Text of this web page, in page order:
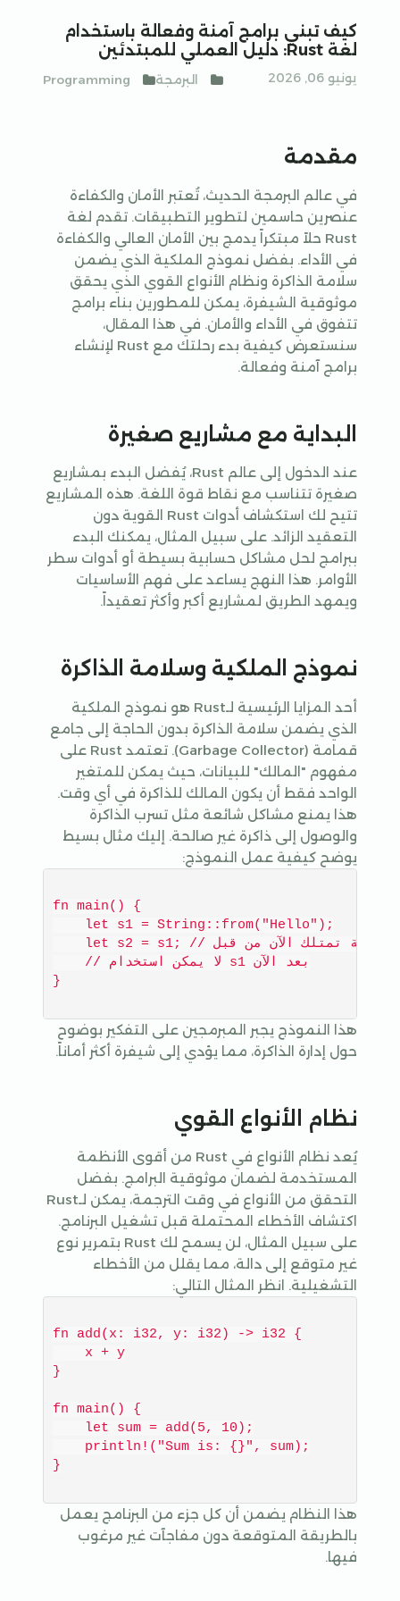
كيف تبني برامج آمنة وفعالة باستخدام
لغة Rust: دليل العملي للمبتدئين
يونيو 06, 2026 البرمجة Programming
مقدمة
في عالم البرمجة الحديث، تُعتبر الأمان والكفاءة
عنصرين حاسمين لتطوير التطبيقات. تقدم لغة
Rust حلاً مبتكراً يدمج بين الأمان العالي والكفاءة
في الأداء. بفضل نموذج الملكية الذي يضمن
سلامة الذاكرة ونظام الأنواع القوي الذي يحقق
موثوقية الشيفرة، يمكن للمطورين بناء برامج
تتفوق في الأداء والأمان. في هذا المقال،
سنستعرض كيفية بدء رحلتك مع Rust لإنشاء
برامج آمنة وفعالة.
البداية مع مشاريع صغيرة
عند الدخول إلى عالم Rust، يُفضل البدء بمشاريع
صغيرة تتناسب مع نقاط قوة اللغة. هذه المشاريع
تتيح لك استكشاف أدوات Rust القوية دون
التعقيد الزائد. على سبيل المثال، يمكنك البدء
ببرامج لحل مشاكل حسابية بسيطة أو أدوات سطر
الأوامر. هذا النهج يساعد على فهم الأساسيات
ويمهد الطريق لمشاريع أكبر وأكثر تعقيداً.
نموذج الملكية وسلامة الذاكرة
أحد المزايا الرئيسية لـRust هو نموذج الملكية
الذي يضمن سلامة الذاكرة بدون الحاجة إلى جامع
قمامة (Garbage Collector). تعتمد Rust على
مفهوم "المالك" للبيانات، حيث يمكن للمتغير
الواحد فقط أن يكون المالك للذاكرة في أي وقت.
هذا يمنع مشاكل شائعة مثل تسرب الذاكرة
والوصول إلى ذاكرة غير صالحة. إليك مثال بسيط
يوضح كيفية عمل النموذج:
fn main() {
    let s1 = String::from("Hello");
    let s2 = s1; // السلسلة تمتلك الآن من قبل s2
    // لا يمكن استخدام s1 بعد الآن
هذا النموذج يجبر المبرمجين على التفكير بوضوح
حول إدارة الذاكرة، مما يؤدي إلى شيفرة أكثر أماناً.
نظام الأنواع القوي
يُعد نظام الأنواع في Rust من أقوى الأنظمة
المستخدمة لضمان موثوقية البرامج. بفضل
التحقق من الأنواع في وقت الترجمة، يمكن لـRust
اكتشاف الأخطاء المحتملة قبل تشغيل البرنامج.
على سبيل المثال، لن يسمح لك Rust بتمرير نوع
غير متوقع إلى دالة، مما يقلل من الأخطاء
التشغيلية. انظر المثال التالي:
fn add(x: i32, y: i32) -> i32 {
    x + y
}
fn main() {
    let sum = add(5, 10);
    println!("Sum is: {}", sum);
هذا النظام يضمن أن كل جزء من البرنامج يعمل
بالطريقة المتوقعة دون مفاجآت غير مرغوب
فيها.